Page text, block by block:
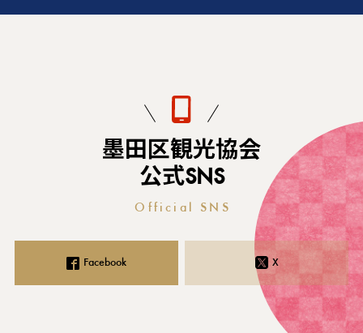
墨田区観光協会
公式SNS
Official SNS
Facebook X